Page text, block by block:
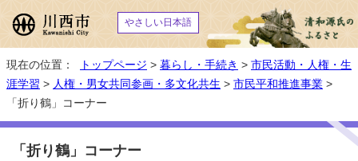
やさしい日本語
現在の位置： トップページ > 暮らし・手続き > 市民活動・人権・生
涯学習 > 人権・男女共同参画・多文化共生 > 市民平和推進事業 >
「折り鶴」コーナー
「折り鶴」コーナー